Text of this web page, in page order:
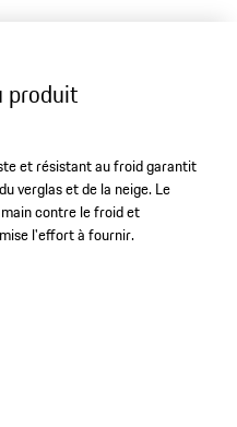
produit
et résistant au froid garantit
verglas et de la neige. Le
contre le froid et
l'effort à fournir.